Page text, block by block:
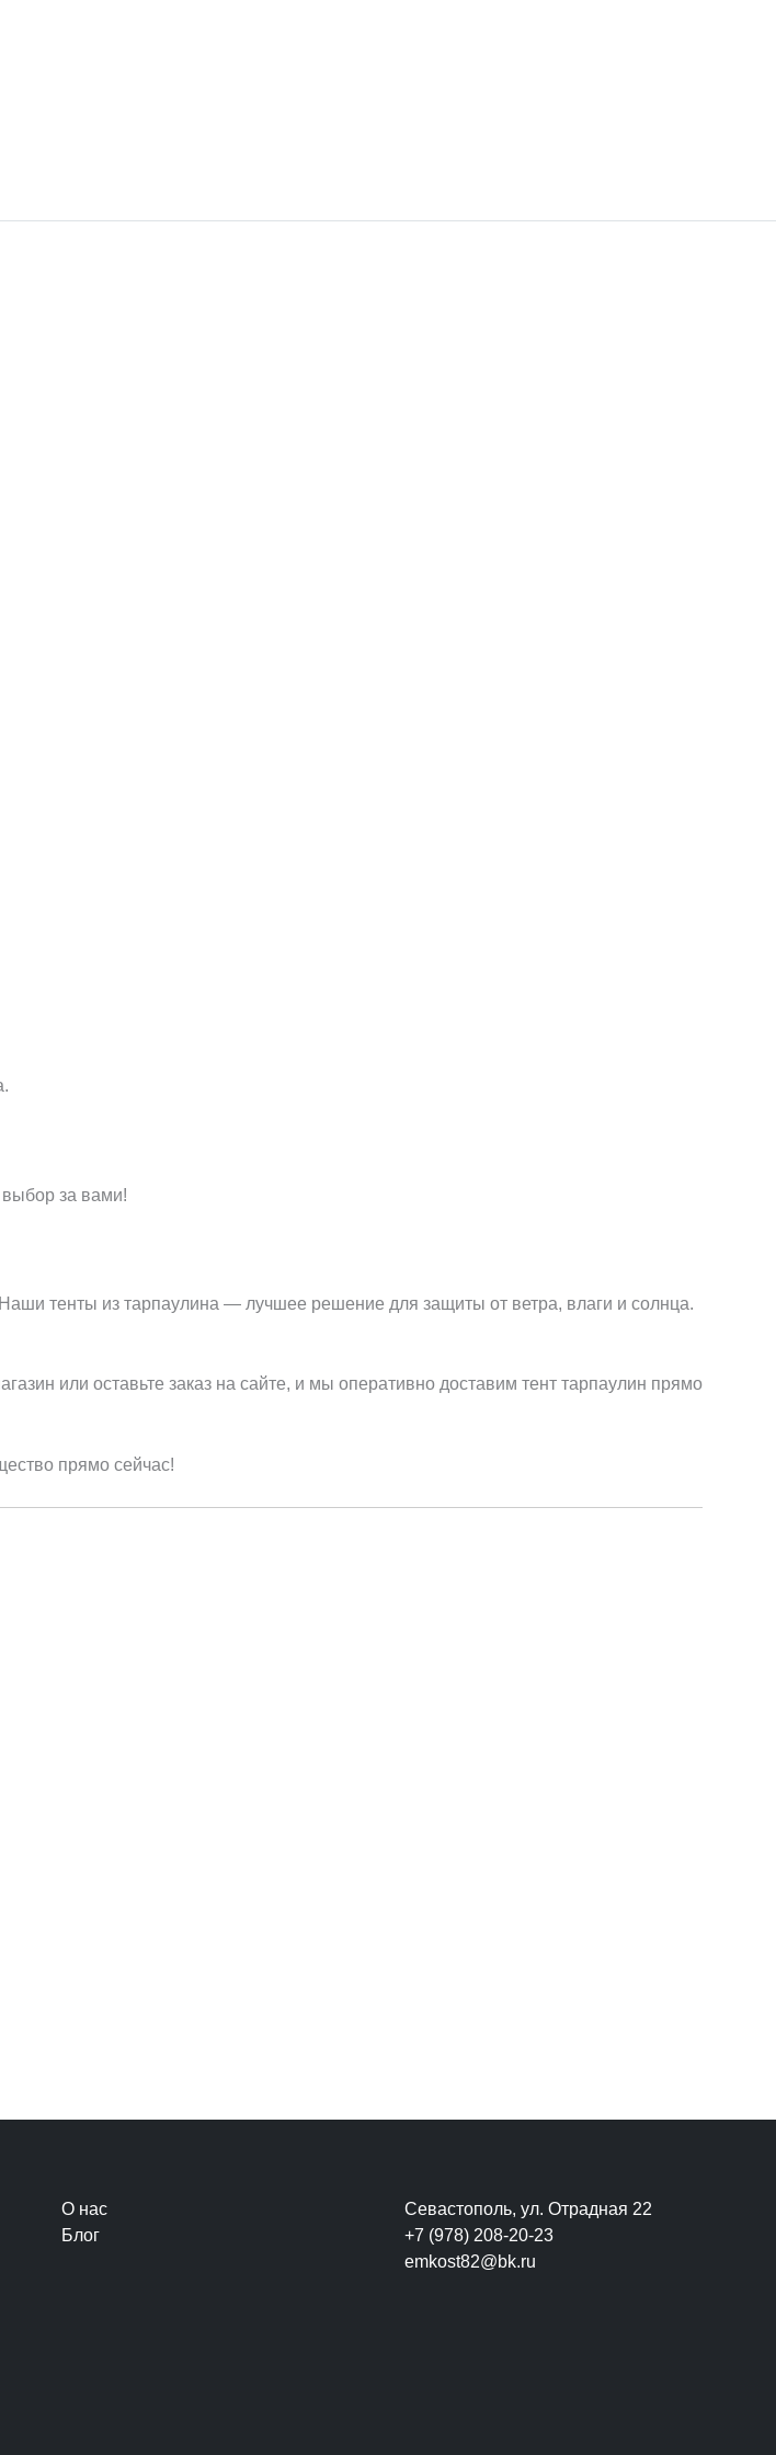
за вами!
тенты из тарпаулина — лучшее решение для защиты от ветра, влаги и солнца.
или оставьте заказ на сайте, и мы оперативно доставим тент тарпаулин прямо
прямо сейчас!
О нас
Блог
Севастополь, ул. Отрадная 22
+7 (978) 208-20-23
emkost82@bk.ru